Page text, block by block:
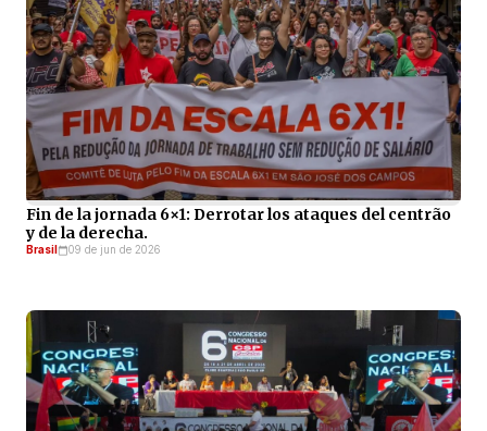
Fin de la jornada 6×1: Derrotar los ataques del centrão
y de la derecha.
Brasil 09 de jun de 2026